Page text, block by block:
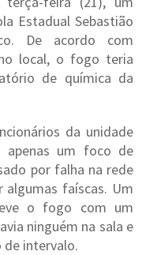
Estadual Sebastião
De acordo com
local, o fogo teria
de química da
da unidade
apenas um foco de
por falha na rede
algumas faíscas. Um
o fogo com um
ninguém na sala e
de intervalo.